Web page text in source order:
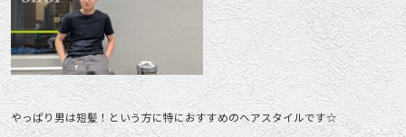
やっぱり男は短髪！という方に特におすすめのヘアスタイルです☆